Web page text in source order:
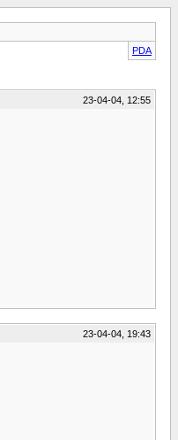
PDA
23-04-04, 12:55
23-04-04, 19:43